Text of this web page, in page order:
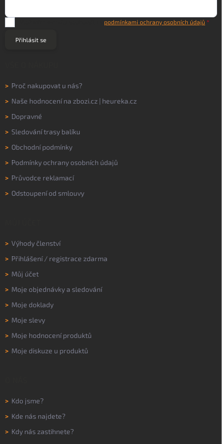
podmínkami ochrany osobních údajů
Přihlásit se
> Proč nakupovat u nás?
> Naše hodnocení na zbozi.cz | heureka.cz
> Dopravné
> Sledování trasy balíku
> Obchodní podmínky
> Podmínky ochrany osobních údajů
> Průvodce reklamací
> Odstoupení od smlouvy
> Výhody členství
> Přihlášení/ registrace zdarma
> Můj účet
> Moje objednávky a sledování
> Moje doklady
> Moje slevy
> Moje hodnocení produktů
> Moje diskuze u produktů
> Kdo jsme?
> Kde nás najdete?
> Kdy nás zastihnete?